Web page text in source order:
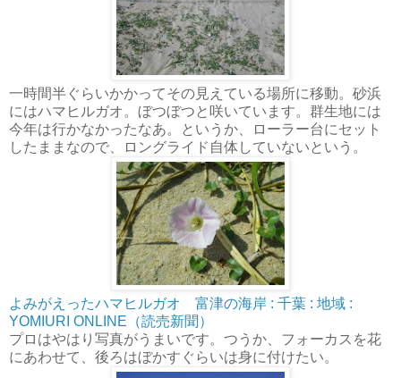
一時間半ぐらいかかってその見えている場所に移動。砂浜
にはハマヒルガオ。ぼつぼつと咲いています。群生地には
今年は行かなかったなあ。というか、ローラー台にセット
したままなので、ロングライド自体していないという。
よみがえったハマヒルガオ 富津の海岸 : 千葉 : 地域 :
YOMIURI ONLINE（読売新聞）
プロはやはり写真がうまいです。つうか、フォーカスを花
にあわせて、後ろはぼかすぐらいは身に付けたい。